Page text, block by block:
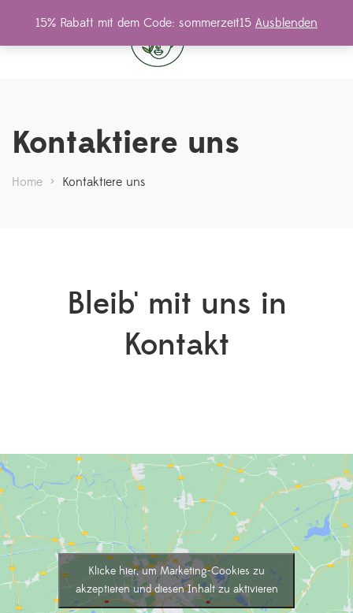
Kontaktiere uns
Home > Kontaktiere uns
Bleib' mit uns in
Kontakt
Klicke hier, um Marketing-Cookies zu
akzeptieren und diesen Inhalt zu aktivieren
15% Rabatt mit dem Code: sommerzeit15 Ausblenden